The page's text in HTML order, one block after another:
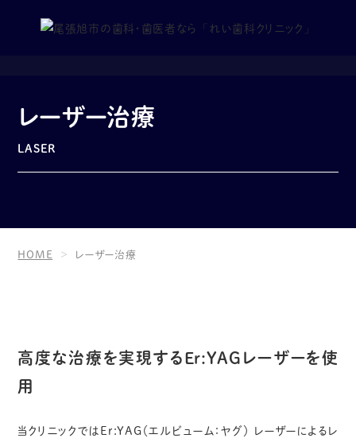
レーザー治療
LASER
HOME レーザー治療
高度な治療を実現するEr:YAGレーザーを使
用
当クリニックではEr:YAG（エルビューム：ヤグ） レーザーによるレ